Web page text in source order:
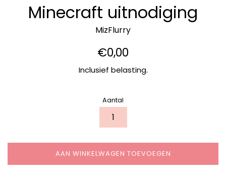
Minecraft uitnodiging
MizFlurry
Normale
€0,00
Inclusief belasting.
Aantal
AAN WINKELWAGEN TOEVOEGEN